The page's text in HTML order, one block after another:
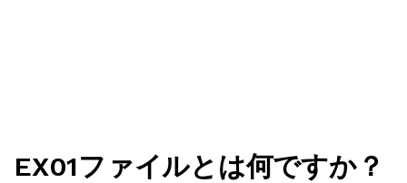
EX01ファイルとは何ですか？